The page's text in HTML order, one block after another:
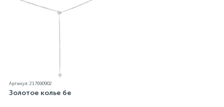
Артикул: 217690902
Золотое колье бе